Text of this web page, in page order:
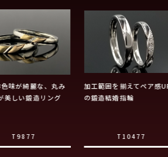
味が綺麗な、丸み
美しい鍛造リング
T9877
加工範囲を揃えてペア感
の鍛造結婚指輪
T10477